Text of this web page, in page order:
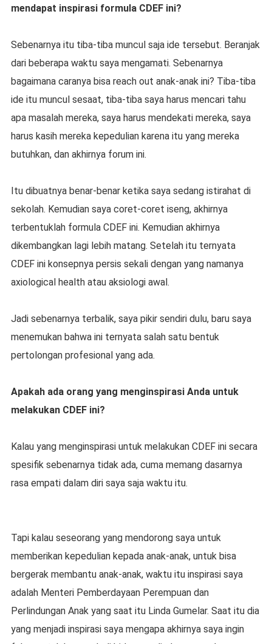
mendapat inspirasi formula CDEF ini?
Sebenarnya itu tiba-tiba muncul saja ide tersebut. Beranjak
dari beberapa waktu saya mengamati. Sebenarnya
bagaimana caranya bisa reach out anak-anak ini? Tiba-tiba
ide itu muncul sesaat, tiba-tiba saya harus mencari tahu
apa masalah mereka, saya harus mendekati mereka, saya
harus kasih mereka kepedulian karena itu yang mereka
butuhkan, dan akhirnya forum ini.
Itu dibuatnya benar-benar ketika saya sedang istirahat di
sekolah. Kemudian saya coret-coret iseng, akhirnya
terbentuklah formula CDEF ini. Kemudian akhirnya
dikembangkan lagi lebih matang. Setelah itu ternyata
CDEF ini konsepnya persis sekali dengan yang namanya
axiological health atau aksiologi awal.
Jadi sebenarnya terbalik, saya pikir sendiri dulu, baru saya
menemukan bahwa ini ternyata salah satu bentuk
pertolongan profesional yang ada.
Apakah ada orang yang menginspirasi Anda untuk
melakukan CDEF ini?
Kalau yang menginspirasi untuk melakukan CDEF ini secara
spesifik sebenarnya tidak ada, cuma memang dasarnya
rasa empati dalam diri saya saja waktu itu.
Tapi kalau seseorang yang mendorong saya untuk
memberikan kepedulian kepada anak-anak, untuk bisa
bergerak membantu anak-anak, waktu itu inspirasi saya
adalah Menteri Pemberdayaan Perempuan dan
Perlindungan Anak yang saat itu Linda Gumelar. Saat itu dia
yang menjadi inspirasi saya mengapa akhirnya saya ingin